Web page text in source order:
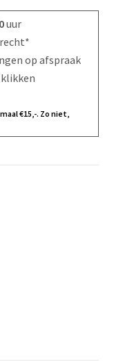
uur
op afspraak
€15,-. Zo niet,